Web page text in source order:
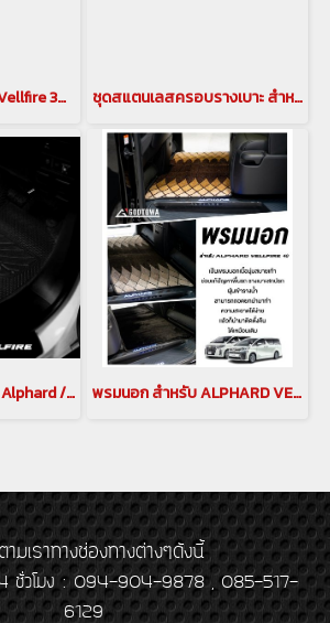
พรมนอก Alphard & Vellfire 30 พรมติดรถยนต์ พรมโตโยต้า พรม Toyota ชุดสแตนเลสครอบรางเบาะ สำหรับ ALPHARD VELLFIRE 40 สแตนเลสครอบรางรถยนต์ อัลพาร์ด เวลไฟร์ ครอบรางสแตนเลส Alphard 40 ครอบรางสแตนเลส Vellfire 40 (COV-00389)
พรมกระดุมสำหรับรถ Alphard / Vellfire 30 พรมแต่งรถยนต์อัลพาร์ด เวลไฟร์ พรมนอก สำหรับ ALPHARD VELLFIRE 40 พรม alphard พรมVellfire พรมปูพื้นรถยนต์ พรมแก้ปัญหา อัลพาร์ด พรมแก้ปัญหาเวลไฟร์ alphard Floor Mat (CRP-00208 สีดำเทา) , (CRP-00209 สีดำข้าวหลามตัด)
เราทางช่องทางต่างๆดังนี้
ชั่วโมง : 094-904-9878 , 085-517-
6129